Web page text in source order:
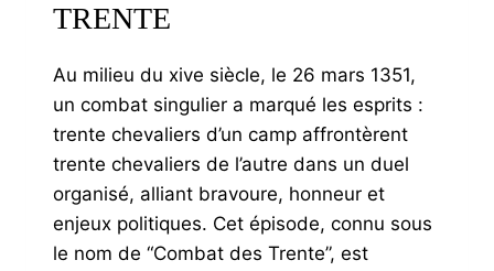
TRENTE
Au milieu du xive siècle, le 26 mars 1351,
un combat singulier a marqué les esprits :
trente chevaliers d’un camp affrontèrent
trente chevaliers de l’autre dans un duel
organisé, alliant bravoure, honneur et
enjeux politiques. Cet épisode, connu sous
le nom de “Combat des Trente”, est